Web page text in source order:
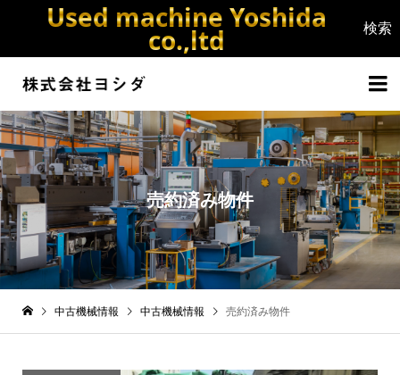
Used machine Yoshida
co.,ltd


売約済み物件
中古機械情報 中古機械情報 売約済み物件